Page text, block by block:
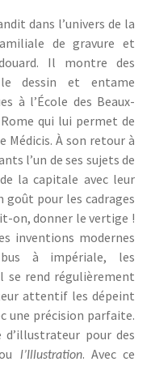
dans l’univers de la
de gravure et
Il montre des
le dessin et entame
à l’École des Beaux-
qui lui permet de
Médicis. À son retour à
l’un de ses sujets de
la capitale avec leur
pour les cadrages
on, donner le vertige !
inventions modernes
à impériale, les
se rend régulièrement
attentif les dépeint
une précision parfaite.
pour des
l’Illustration. Avec ce